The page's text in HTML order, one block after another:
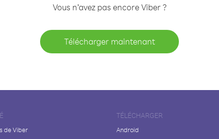
Vous n’avez pas encore Viber ?
Télécharger maintenant
de Viber
TÉLÉCHARGER
Android